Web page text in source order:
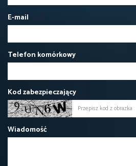
E-mail
Telefon komórkowy
Kod zabezpieczający
Wiadomość